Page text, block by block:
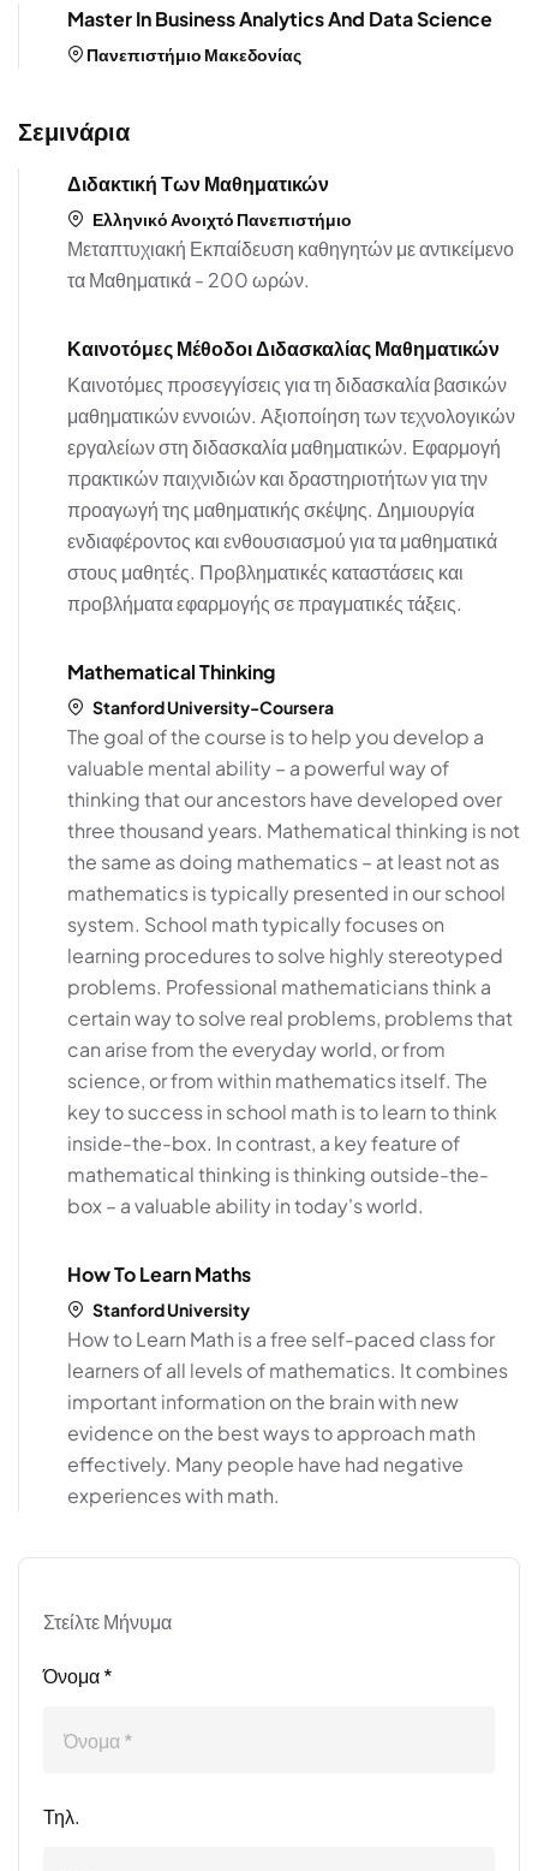
Master In Business Analytics And Data Science
Πανεπιστήμιο Μακεδονίας
Σεμινάρια
Διδακτική Των Μαθηματικών
Ελληνικό Ανοιχτό Πανεπιστήμιο
Μεταπτυχιακή Εκπαίδευση καθηγητών με αντικείμενο
τα Μαθηματικά - 200 ωρών.
Καινοτόμες Μέθοδοι Διδασκαλίας Μαθηματικών
Καινοτόμες προσεγγίσεις για τη διδασκαλία βασικών
μαθηματικών εννοιών. Αξιοποίηση των τεχνολογικών
εργαλείων στη διδασκαλία μαθηματικών. Εφαρμογή
πρακτικών παιχνιδιών και δραστηριοτήτων για την
προαγωγή της μαθηματικής σκέψης. Δημιουργία
ενδιαφέροντος και ενθουσιασμού για τα μαθηματικά
στους μαθητές. Προβληματικές καταστάσεις και
προβλήματα εφαρμογής σε πραγματικές τάξεις.
Mathematical Thinking
Stanford University-Coursera
The goal of the course is to help you develop a
valuable mental ability – a powerful way of
thinking that our ancestors have developed over
three thousand years. Mathematical thinking is not
the same as doing mathematics – at least not as
mathematics is typically presented in our school
system. School math typically focuses on
learning procedures to solve highly stereotyped
problems. Professional mathematicians think a
certain way to solve real problems, problems that
can arise from the everyday world, or from
science, or from within mathematics itself. The
key to success in school math is to learn to think
inside-the-box. In contrast, a key feature of
mathematical thinking is thinking outside-the-
box – a valuable ability in today's world.
How To Learn Maths
Stanford University
How to Learn Math is a free self-paced class for
learners of all levels of mathematics. It combines
important information on the brain with new
evidence on the best ways to approach math
effectively. Many people have had negative
experiences with math.
Στείλτε Μήνυμα
Όνομα *
Τηλ.